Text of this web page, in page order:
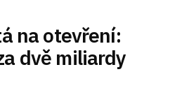
na otevření:
dvě miliardy